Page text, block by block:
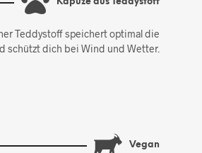
Teddystoff speichert optimal die
schützt dich bei Wind und Wetter.
Vegan